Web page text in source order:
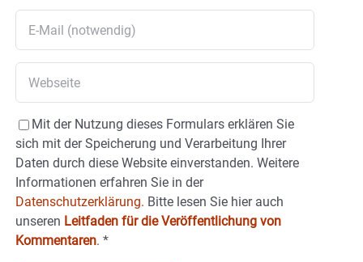
Mit der Nutzung dieses Formulars erklären Sie
sich mit der Speicherung und Verarbeitung Ihrer
Daten durch diese Website einverstanden. Weitere
Informationen erfahren Sie in der
Datenschutzerklärung. Bitte lesen Sie hier auch
unseren Leitfaden für die Veröffentlichung von
Kommentaren. *